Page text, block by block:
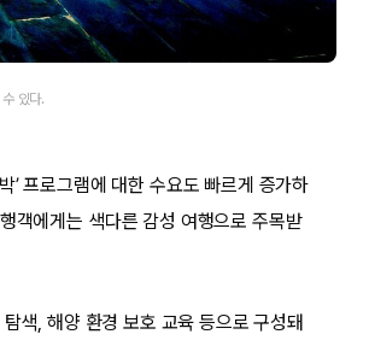
있다.
’ 프로그램에 대한 수요도 빠르게 증가하
객에게는 색다른 감성 여행으로 주목받
색, 해양 환경 보호 교육 등으로 구성돼